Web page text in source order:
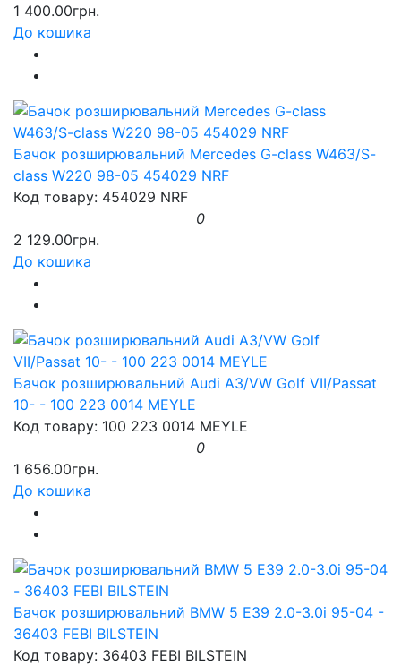
1 400.00грн.
До кошика
Бачок розширювальний Mercedes G-class W463/S-
class W220 98-05 454029 NRF
Код товару: 454029 NRF
0
2 129.00грн.
До кошика
Бачок розширювальний Audi A3/VW Golf VII/Passat
10- - 100 223 0014 MEYLE
Код товару: 100 223 0014 MEYLE
0
1 656.00грн.
До кошика
Бачок розширювальний BMW 5 E39 2.0-3.0i 95-04 -
36403 FEBI BILSTEIN
Код товару: 36403 FEBI BILSTEIN